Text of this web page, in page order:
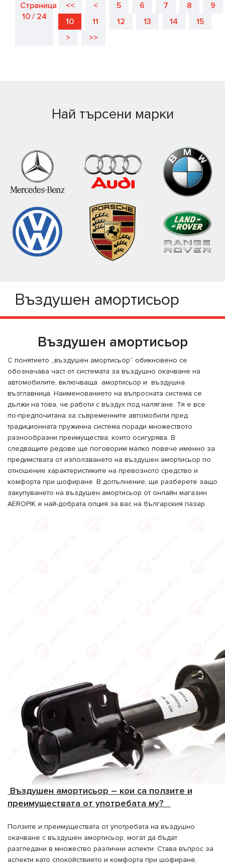
Страница
10 / 24
<< < 5 6 7 8
9
10
11 12 13 14
15
>
>>
Най търсени марки
Въздушен амортисьор
Въздушен амортисьор
С понятието „въздушен амортисьор“ обикновено се
обозначава част от системата за въздушно окачване на
автомобилите, включваща амортисьор и въздушна
възглавница. Наименованието на въпросната система се
дължи на това, че работи с въздух под налягане. Тя е все
по-предпочитана за съвременните автомобили пред
традиционната пружинна система поради множеството
разнообразни преимущества, които осигурява. В
следващите редове ще поговорим малко повече именно за
предимствата от използването на въздушен амортисьор по
отношение характеристиките на превозното средство и
комфорта при шофиране. В допълнение, ще разберете защо
закупуването на въздушен амортисьор от онлайн магазин
AEROPIK е най-добрата опция за вас на българския пазар.
Въздушен амортисьор – кои са ползите и
преимуществата от употребата му?
Ползите и преимуществата от употребата на въздушно
окачване с въздушен амортисьор, могат да бъдат
разгледани в множество различни аспекти. Става въпрос за
аспекти като спокойствието и комфорта при шофиране,